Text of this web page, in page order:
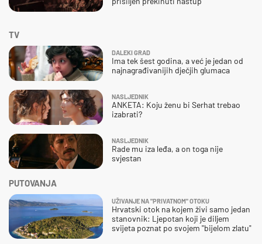
TV
DALEKI GRAD
Ima tek šest godina, a već je jedan od
najnagrađivanijih dječjih glumaca
NASLJEDNIK
ANKETA: Koju ženu bi Serhat trebao
izabrati?
NASLJEDNIK
Rade mu iza leđa, a on toga nije
svjestan
PUTOVANJA
UŽIVANJE NA "PRIVATNOM" OTOKU
Hrvatski otok na kojem živi samo jedan
stanovnik: Ljepotan koji je diljem
svijeta poznat po svojem "bijelom zlatu"